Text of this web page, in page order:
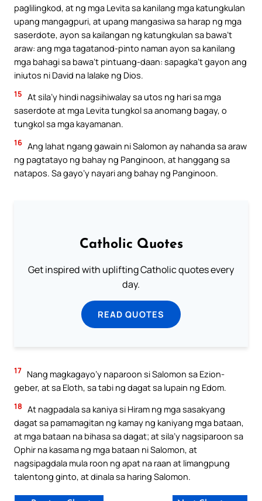
paglilingkod, at ng mga Levita sa kanilang mga katungkulan
upang mangagpuri, at upang mangasiwa sa harap ng mga
saserdote, ayon sa kailangan ng katungkulan sa bawa’t
araw: ang mga tagatanod-pinto naman ayon sa kanilang
mga bahagi sa bawa’t pintuang-daan: sapagka’t gayon ang
iniutos ni David na lalake ng Dios.
15 At sila’y hindi nagsihiwalay sa utos ng hari sa mga
saserdote at mga Levita tungkol sa anomang bagay, o
tungkol sa mga kayamanan.
16 Ang lahat ngang gawain ni Salomon ay nahanda sa araw
ng pagtatayo ng bahay ng Panginoon, at hanggang sa
natapos. Sa gayo’y nayari ang bahay ng Panginoon.
Catholic Quotes
Get inspired with uplifting Catholic quotes every
day.
READ QUOTES
17 Nang magkagayo’y naparoon si Salomon sa Ezion-
geber, at sa Eloth, sa tabi ng dagat sa lupain ng Edom.
18 At nagpadala sa kaniya si Hiram ng mga sasakyang
dagat sa pamamagitan ng kamay ng kaniyang mga bataan,
at mga bataan na bihasa sa dagat; at sila’y nagsiparoon sa
Ophir na kasama ng mga bataan ni Salomon, at
nagsipagdala mula roon ng apat na raan at limangpung
talentong ginto, at dinala sa haring Salomon.